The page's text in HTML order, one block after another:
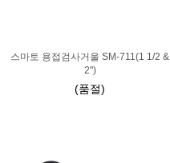
스마토 용접검사거울 SM-711(1 1/2 &
2")
(품절)